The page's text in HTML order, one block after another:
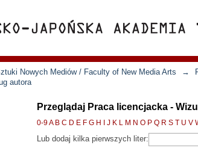
Nowych Mediów / Faculty of New Media Arts →
autora
Przeglądaj Praca licencjacka -
0-9A B C D E F G H J K L M N O P Q R S T U V
Lub dodaj kilka pierwszych liter: